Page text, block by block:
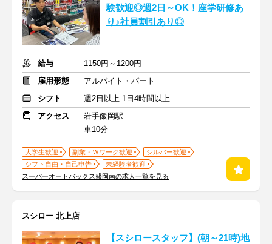
験歓迎◎週2日～OK！座学研修あ
り♪社員割引あり◎
給与
1150円～1200円
雇用形態
アルバイト・パート
シフト
週2日以上 1日4時間以上
アクセス
岩手飯岡駅
車10分
大学生歓迎 副業・Ｗワーク歓迎
シルバー歓迎
シフト自由・自己申告
未経験者歓迎
スーパーオートバックス盛岡南の求人一覧を見る
スシロー 北上店
【スシロースタッフ】(朝～21時)地